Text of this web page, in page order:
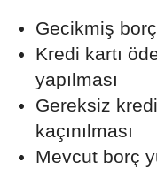
Gecikmiş
Kredi kartı
yapılması
Gereksiz
kaçınılması
Mevcut borç